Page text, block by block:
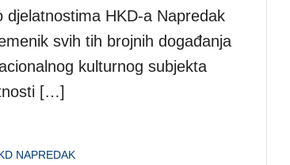
djelatnostima HKD-a Napredak
svih tih brojnih događanja
kulturnog subjekta
[…]
NAPREDAK